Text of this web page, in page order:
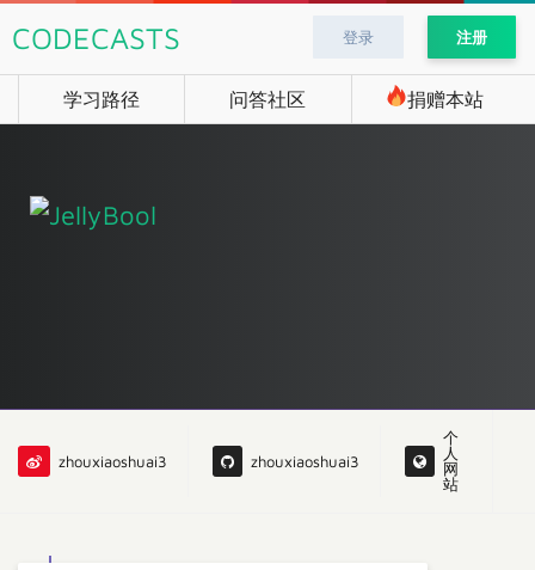
CODECASTS 登录 注册
学习路径 问答社区 捐赠本站
zhouxiaoshuai3 zhouxiaoshuai3
个
人
网
站